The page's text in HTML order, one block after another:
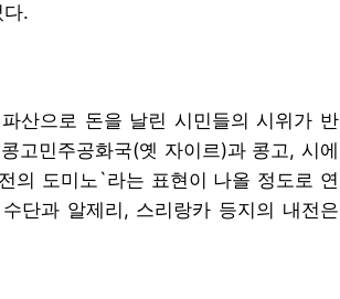
.
산으로 돈을 날린 시민들의 시위가 반
고민주공화국(옛 자이르)과 콩고, 시에
의 도미노`라는 표현이 나올 정도로 연
단과 알제리, 스리랑카 등지의 내전은